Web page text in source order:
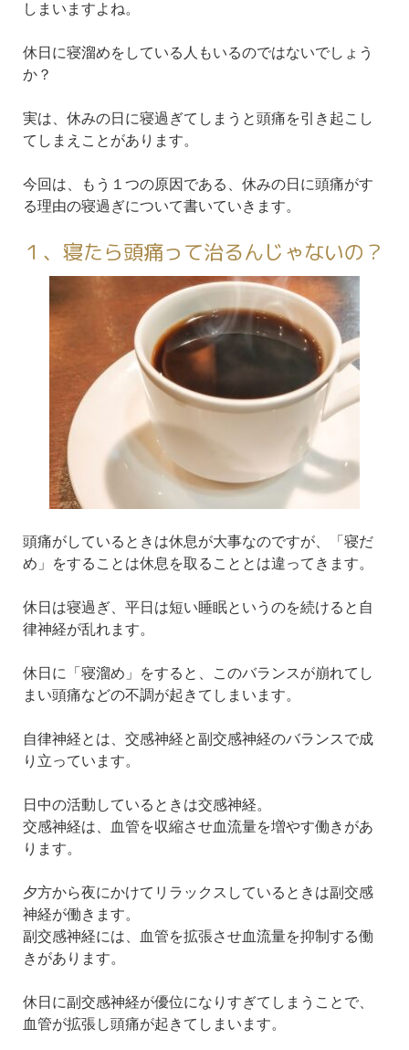
しまいますよね。
休日に寝溜めをしている人もいるのではないでしょう
か？
実は、休みの日に寝過ぎてしまうと頭痛を引き起こし
てしまえことがあります。
今回は、もう１つの原因である、休みの日に頭痛がす
る理由の寝過ぎについて書いていきます。
１、寝たら頭痛って治るんじゃないの？
頭痛がしているときは休息が大事なのですが、「寝だ
め」をすることは休息を取ることとは違ってきます。
休日は寝過ぎ、平日は短い睡眠というのを続けると自
律神経が乱れます。
休日に「寝溜め」をすると、このバランスが崩れてし
まい頭痛などの不調が起きてしまいます。
自律神経とは、交感神経と副交感神経のバランスで成
り立っています。
日中の活動しているときは交感神経。
交感神経は、血管を収縮させ血流量を増やす働きがあ
ります。
夕方から夜にかけてリラックスしているときは副交感
神経が働きます。
副交感神経には、血管を拡張させ血流量を抑制する働
きがあります。
休日に副交感神経が優位になりすぎてしまうことで、
血管が拡張し頭痛が起きてしまいます。